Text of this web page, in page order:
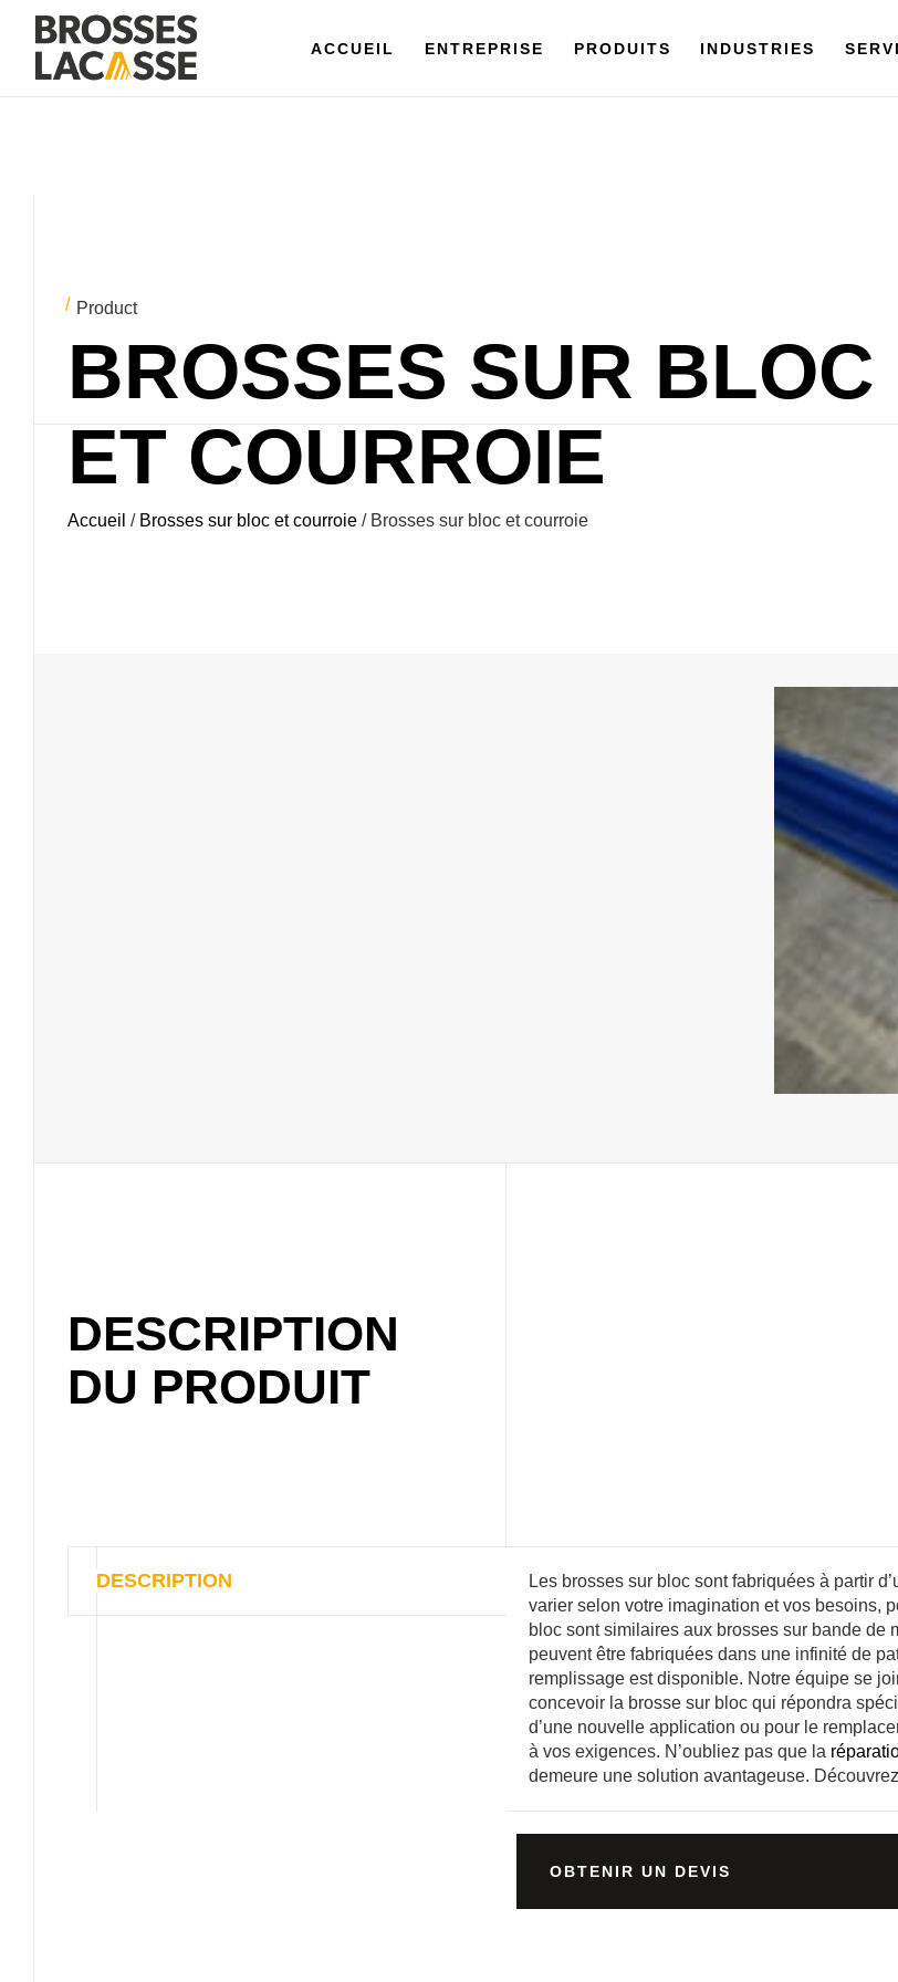
ACCUEIL ENTREPRISE PRODUITS INDUSTRIES
ACCUEIL ENTREPRISE PRODUITS INDUSTRIES
Product
BROSSES SUR BLOC
ET COURROIE
Accueil / Brosses sur bloc et courroie / Brosses sur bloc et courroie
DESCRIPTION
DU PRODUIT
DESCRIPTION
Les brosses sur bloc sont fabriquées à partir
varier selon votre imagination et vos besoins,
bloc sont similaires aux brosses sur bande
peuvent être fabriquées dans une infinité de
remplissage est disponible. Notre équipe se
concevoir la brosse sur bloc qui répondra
d’une nouvelle application ou pour le
à vos exigences. N’oubliez pas que la
demeure une solution avantageuse.
OBTENIR UN DEVIS